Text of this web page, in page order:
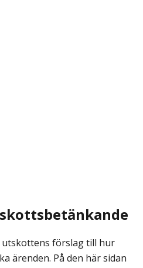
förslag till hur
ärenden. På den här sidan